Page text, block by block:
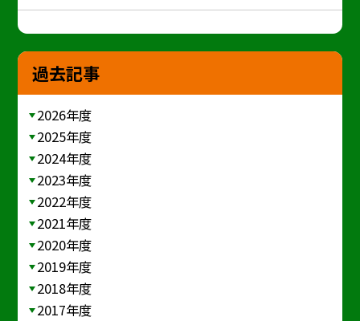
過去記事
2026年度
2025年度
2024年度
2023年度
2022年度
2021年度
2020年度
2019年度
2018年度
2017年度